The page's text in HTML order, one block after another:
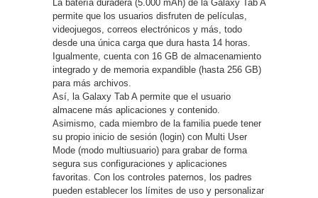
La batería duradera (5.000 mAh) de la Galaxy Tab A
permite que los usuarios disfruten de películas,
videojuegos, correos electrónicos y más, todo
desde una única carga que dura hasta 14 horas.
Igualmente, cuenta con 16 GB de almacenamiento
integrado y de memoria expandible (hasta 256 GB)
para más archivos.
Así, la Galaxy Tab A permite que el usuario
almacene más aplicaciones y contenido.
Asimismo, cada miembro de la familia puede tener
su propio inicio de sesión (login) con Multi User
Mode (modo multiusuario) para grabar de forma
segura sus configuraciones y aplicaciones
favoritas. Con los controles paternos, los padres
pueden establecer los límites de uso y personalizar